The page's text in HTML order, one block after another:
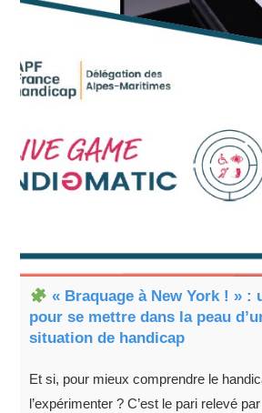
« Braquage à New York ! » :
pour se mettre dans la peau
situation de handicap
Et si, pour mieux comprendre le
l’expérimenter ? C’est le pari relevé